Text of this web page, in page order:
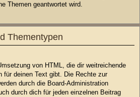
Themen geantwortet wird.
Thementypen
von HTML, die dir weitreichende
für deinen Text gibt. Die Rechte zur
durch die Board-Administration
durch dich für jeden einzelnen Beitrag